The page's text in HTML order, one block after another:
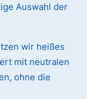
Auswahl der
wir heißes
mit neutralen
ohne die